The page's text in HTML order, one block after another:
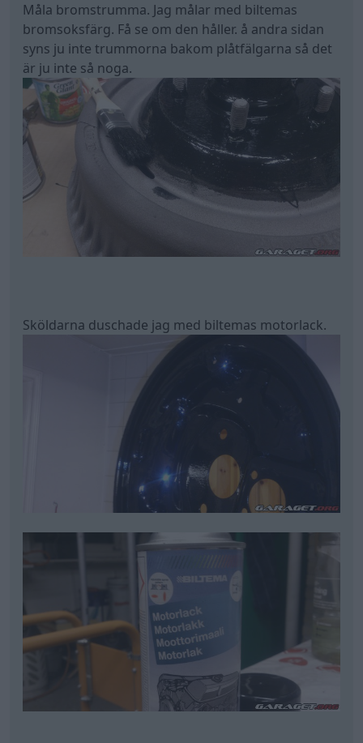
Måla bromstrumma. Jag målar med biltemas
bromsoksfärg. Få se om den håller. å andra sidan
syns ju inte trummorna bakom plåtfälgarna så det
är ju inte så noga.
Sköldarna duschade jag med biltemas motorlack.